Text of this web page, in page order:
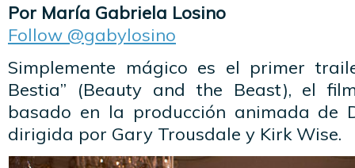
Por María Gabriela Losino
Follow @gabylosino
Simplemente mágico es el primer
Bestia” (Beauty and the Beast), el
basado en la producción animada de
dirigida por Gary Trousdale y Kirk Wise.